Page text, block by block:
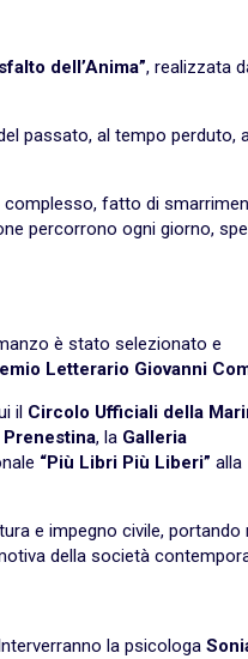
dell’Anima”, realizzata
passato, al tempo perduto,
fatto di
percorrono ogni giorno,
è stato selezionato e
Letterario Giovanni
il Circolo Ufficiali della
Prenestina, la Galleria
“Più Libri Più Liberi” alla
e impegno civile, portando
della società
la psicologa